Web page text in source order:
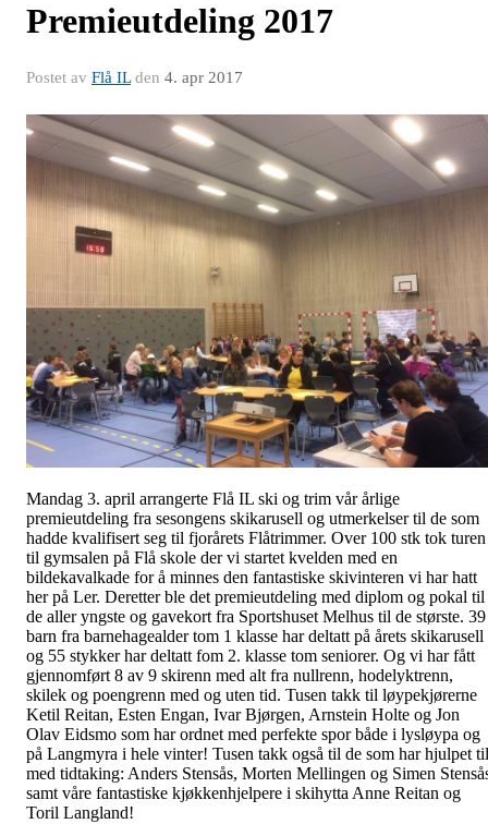
Premieutdeling 2017
Postet av Flå ILden 4. apr 2017
Mandag 3. april arrangerte Flå IL ski og trim vår årlige
premieutdeling fra sesongens skikarusell og utmerkelser til de som
hadde kvalifisert seg til fjorårets Flåtrimmer. Over 100 stk tok turen
til gymsalen på Flå skole der vi startet kvelden med en
bildekavalkade for å minnes den fantastiske skivinteren vi har hatt
her på Ler. Deretter ble det premieutdeling med diplom og pokal til
de aller yngste og gavekort fra Sportshuset Melhus til de største. 39
barn fra barnehagealder tom 1 klasse har deltatt på årets skikarusell
og 55 stykker har deltatt fom 2. klasse tom seniorer. Og vi har fått
gjennomført 8 av 9 skirenn med alt fra nullrenn, hodelyktrenn,
skilek og poengrenn med og uten tid. Tusen takk til løypekjørerne
Ketil Reitan, Esten Engan, Ivar Bjørgen, Arnstein Holte og Jon
Olav Eidsmo som har ordnet med perfekte spor både i lysløypa og
på Langmyra i hele vinter! Tusen takk også til de som har hjulpet til
med tidtaking: Anders Stensås, Morten Mellingen og Simen
samt våre fantastiske kjøkkenhjelpere i skihytta Anne Reitan og
Toril Langland!